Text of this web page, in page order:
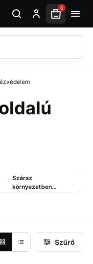
0
Száraz
környezetben
Szűrő